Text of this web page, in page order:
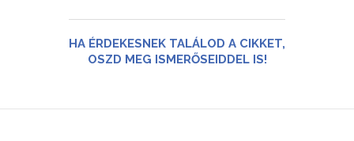
HA ÉRDEKESNEK TALÁLOD A CIKKET,
OSZD MEG ISMERŐSEIDDEL IS!